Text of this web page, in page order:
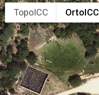
TopoICC OrtoICC